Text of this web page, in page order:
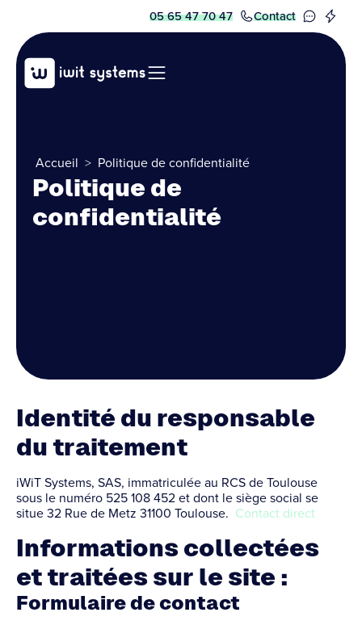
05 65 47 70 47 Contact
Accueil > Politique de confidentialité
Politique de
confidentialité
Identité du responsable
du traitement
iWiT Systems, SAS, immatriculée au RCS de Toulouse
sous le numéro 525 108 452 et dont le siège social se
situe 32 Rue de Metz 31100 Toulouse. Contact direct
Informations collectées
et traitées sur le site :
Formulaire de contact